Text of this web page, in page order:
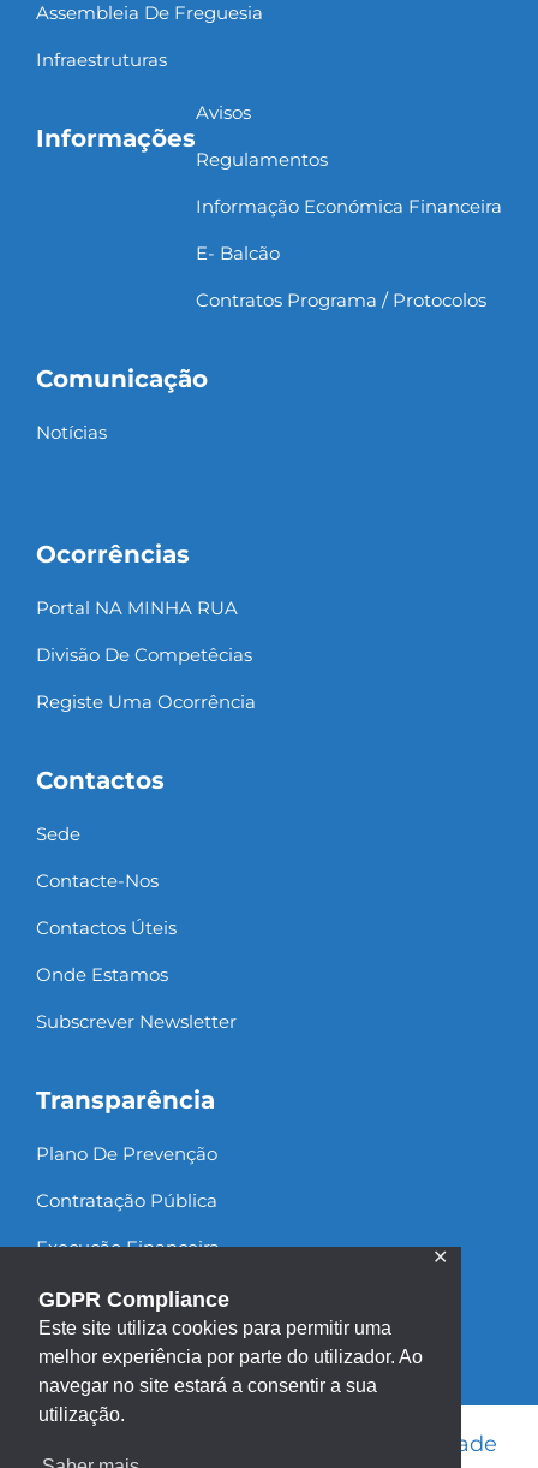
GDPR Compliance
Este site utiliza cookies para permitir uma
melhor experiência por parte do utilizador. Ao
navegar no site estará a consentir a sua
utilização.
✕
Assembleia De Freguesia
Infraestruturas
Informações
Avisos
Regulamentos
Informação Económica Financeira
E- Balcão
Contratos Programa / Protocolos
Comunicação
Notícias
Ocorrências
Portal NA MINHA RUA
Divisão De Competêcias
Registe Uma Ocorrência
Contactos
Sede
Contacte-Nos
Contactos Úteis
Onde Estamos
Subscrever Newsletter
Transparência
Plano De Prevenção
Contratação Pública
Execução Financeira
Recursos Humanos
Política de Privacidade